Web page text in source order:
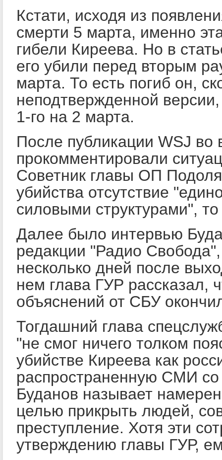
Кстати, исходя из
смерти 5 марта, именно
гибели Киреева. Но в
его убили перед вторым
марта. То есть погиб он,
неподтвержденной
1-го на 2 марта.
После публикации WSJ во
прокомментировали
Советник главы ОП
убийства отсутствие
силовыми структурами",
Далее было интервью
редакции "Радио
несколько дней после
нем глава ГУР рассказал,
объяснений от СБУ
Тогдашний глава
"не смог ничего толком
убийстве Киреева как
распространенную СМИ со
Буданов называет
целью прикрыть людей,
преступление. Хотя эти
утверждению главы ГУР,